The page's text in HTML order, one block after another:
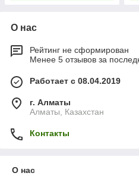
О нас
Рейтинг не сформирован
Менее 5 отзывов за
Работает с 08.04.2019
г. Алматы
Алматы, Казахстан
Контакты
О нас